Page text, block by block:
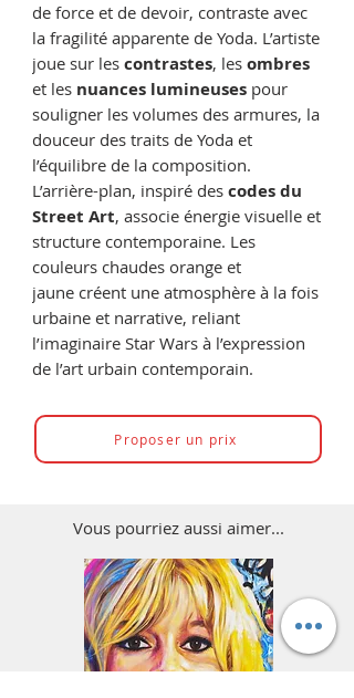
de force et de devoir, contraste avec
la fragilité apparente de Yoda. L’artiste
joue sur les contrastes, les ombres
et les nuances lumineuses pour
souligner les volumes des armures, la
douceur des traits de Yoda et
l’équilibre de la composition.
L’arrière-plan, inspiré des codes du
Street Art, associe énergie visuelle et
structure contemporaine. Les
couleurs chaudes orange et
jaune créent une atmosphère à la fois
urbaine et narrative, reliant
l’imaginaire Star Wars à l’expression
de l’art urbain contemporain.
Proposer un prix
Vous pourriez aussi aimer...